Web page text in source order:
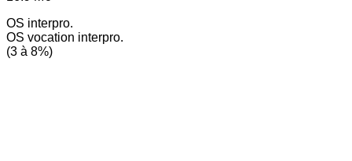
OS interpro.
OS vocation interpro.
(3 à 8%)